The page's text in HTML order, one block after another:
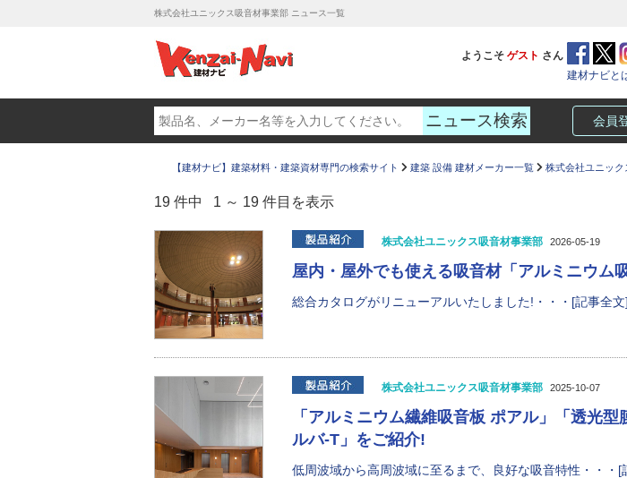
株式会社ユニックス吸音材事業部 ニュース一覧
ようこそ ゲスト さん
建材ナビと
会員
【建材ナビ】建築材料・建築資材専門の検索サイト 建築 設備 建材メーカー一覧 株式会社ユニッ
19 件中 1 ～ 19 件目を表示
株式会社ユニックス吸音材事業部 2026-05-19
屋内・屋外でも使える吸音材「アルミニウム
総合カタログがリニューアルいたしました!・・・[記事全文]
株式会社ユニックス吸音材事業部 2025-10-07
「アルミニウム繊維吸音板 ポアル」「透光型
ルバ-T」をご紹介!
低周波域から高周波域に至るまで、良好な吸音特性・・・[